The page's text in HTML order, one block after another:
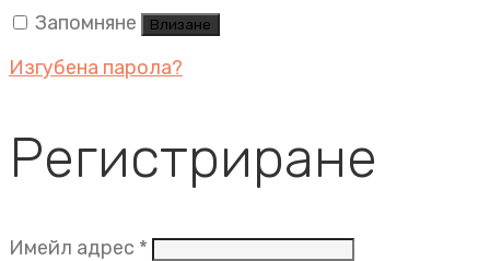
Запомняне
Влизане
Изгубена парола?
Регистриране
Имейл адрес * Задължително